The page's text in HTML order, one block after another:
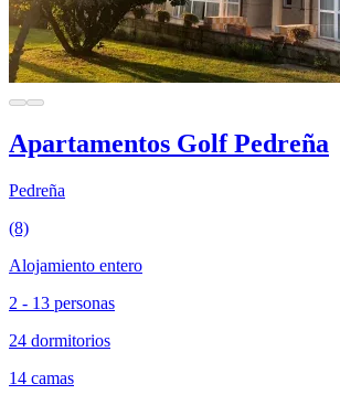
Apartamentos Golf Pedreña
Pedreña
(8)
Alojamiento entero
2 - 13 personas
24 dormitorios
14 camas